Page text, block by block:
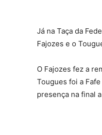
Já na Taça da
Fajozes e o
O Fajozes fez a
Tougues foi a
presença na final